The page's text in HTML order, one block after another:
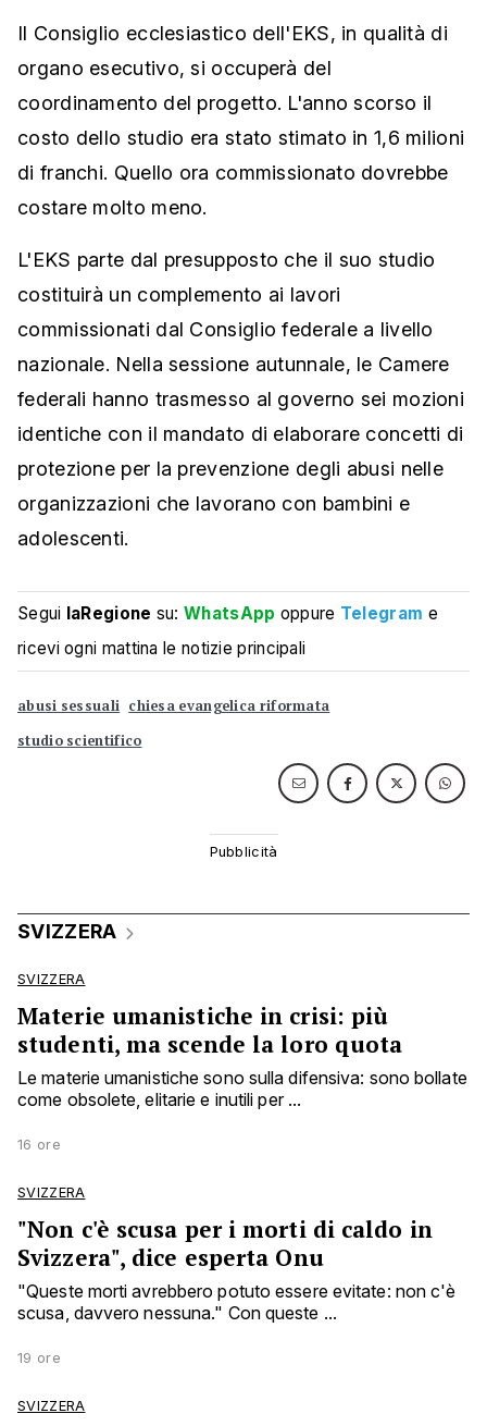
Il Consiglio ecclesiastico dell'EKS, in qualità di
organo esecutivo, si occuperà del
coordinamento del progetto. L'anno scorso il
costo dello studio era stato stimato in 1,6 milioni
di franchi. Quello ora commissionato dovrebbe
costare molto meno.
L'EKS parte dal presupposto che il suo studio
costituirà un complemento ai lavori
commissionati dal Consiglio federale a livello
nazionale. Nella sessione autunnale, le Camere
federali hanno trasmesso al governo sei mozioni
identiche con il mandato di elaborare concetti di
protezione per la prevenzione degli abusi nelle
organizzazioni che lavorano con bambini e
adolescenti.
Segui laRegione su:WhatsApp oppure Telegram e
ricevi ogni mattina le notizie principali
abusi sessuali chiesa evangelica riformata
studio scientifico
SVIZZERA
SVIZZERA
Materie umanistiche in crisi: più
studenti, ma scende la loro quota
Le materie umanistiche sono sulla difensiva: sono bollate
come obsolete, elitarie e inutili per ...
16 ore
SVIZZERA
"Non c'è scusa per i morti di caldo in
Svizzera", dice esperta Onu
"Queste morti avrebbero potuto essere evitate: non c'è
scusa, davvero nessuna." Con queste ...
19 ore
SVIZZERA